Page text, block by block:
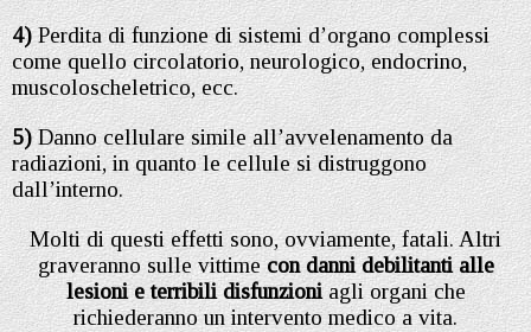
4) Perdita di funzione di sistemi d’organo complessi
come quello circolatorio, neurologico, endocrino,
muscoloscheletrico, ecc.
5)Danno cellulare simile all’avvelenamento da
radiazioni, in quanto le cellule si distruggono
dall’interno.
Molti di questi effetti sono, ovviamente, fatali. Altri
graveranno sulle vittimecon danni debilitanti alle
lesioni e terribili disfunzioniagli organi che
richiederanno un intervento medico a vita.